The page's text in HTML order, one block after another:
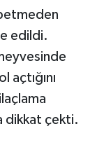
edildi.
açtığını
dikkat çekti.